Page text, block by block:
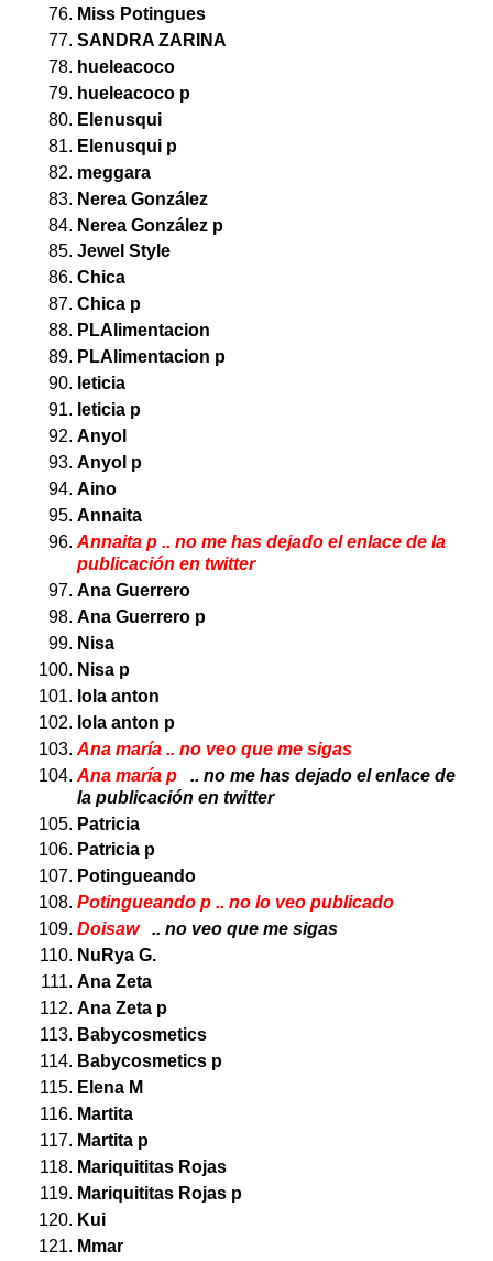
Miss Potingues
SANDRA ZARINA
hueleacoco
hueleacoco p
Elenusqui
Elenusqui p
meggara
Nerea González
Nerea González p
Jewel Style
Chica
Chica p
PLAlimentacion
PLAlimentacion p
leticia
leticia p
Anyol
Anyol p
Aino
Annaita
Annaita p .. no me has dejado el enlace de la
publicación en twitter
Ana Guerrero
Ana Guerrero p
Nisa
Nisa p
lola anton
lola anton p
Ana maría .. no veo que me sigas
Ana maría p
.. no me has dejado el enlace de
la publicación en twitter
Patricia
Patricia p
Potingueando
Potingueando p .. no lo veo publicado
Doisaw .. no veo que me sigas
NuRya G.
Ana Zeta
Ana Zeta p
Babycosmetics
Babycosmetics p
Elena M
Martita
Martita p
Mariquititas Rojas
Mariquititas Rojas p
Kui
Mmar